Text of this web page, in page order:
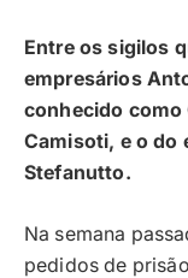
Entre os sigilos
empresários
conhecido como
Camisoti, e o do
Stefanutto.
Na semana
pedidos de